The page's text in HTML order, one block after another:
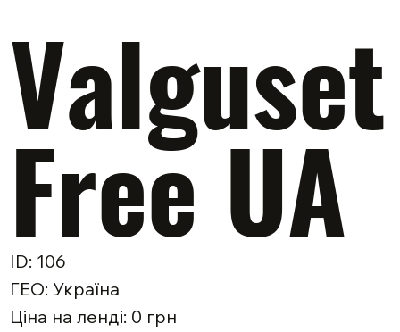
Valguset
Free UA
ID: 106
ГЕО: Україна
Ціна на ленді: 0 грн